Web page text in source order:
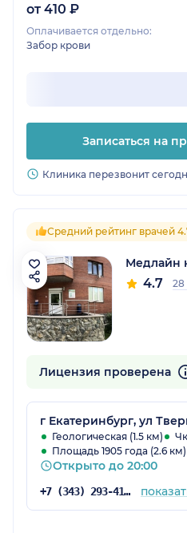
от 410 ₽
Оплачивается отдельно:
Забор крови
Записаться на
Клиника перезвонит
Средний рейтинг врачей
Медлайн
4.7 28
Лицензия проверена
г Екатеринбург, ул
Геологическая (1.5 км)
Площадь 1905 года (2.6 км)
Открыто до 20:00
+7 (343) 293-41-38